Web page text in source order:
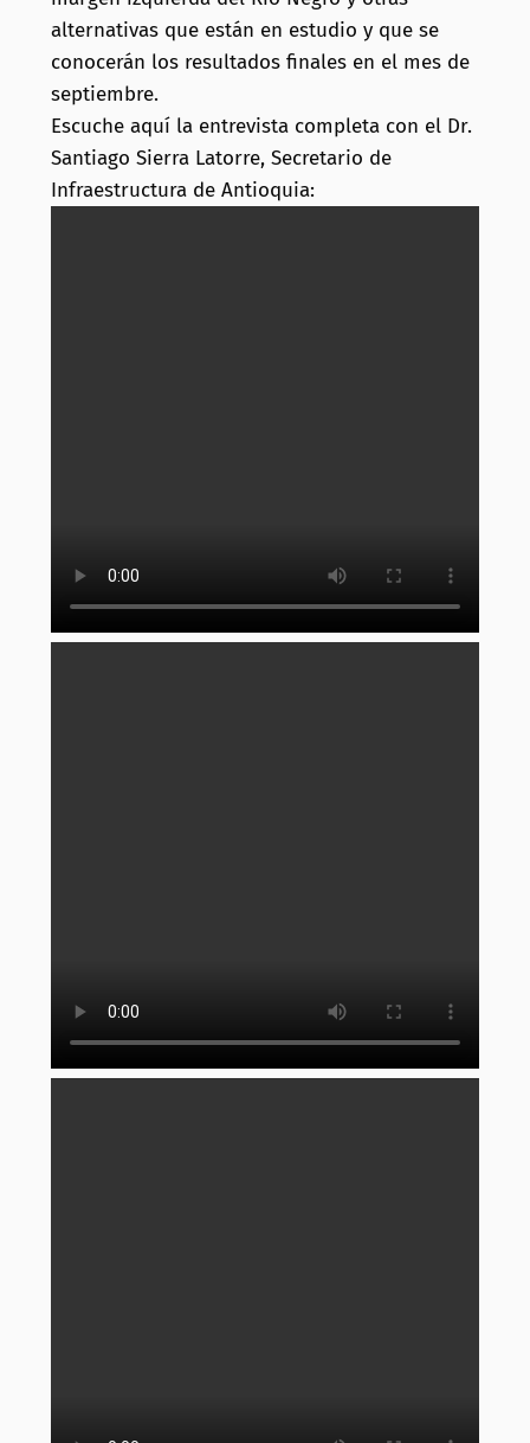
alternativas que están en estudio y que se
conocerán los resultados finales en el mes de
septiembre.
Escuche aquí la entrevista completa con el Dr.
Santiago Sierra Latorre, Secretario de
Infraestructura de Antioquia: